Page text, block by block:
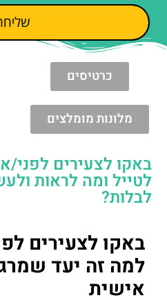
כרטיסים
מלונות מומלצים
באקו לצעירים
לטייל ומה לראות
לבלות?
באקו לצעירים
למה זה יעד
אישית